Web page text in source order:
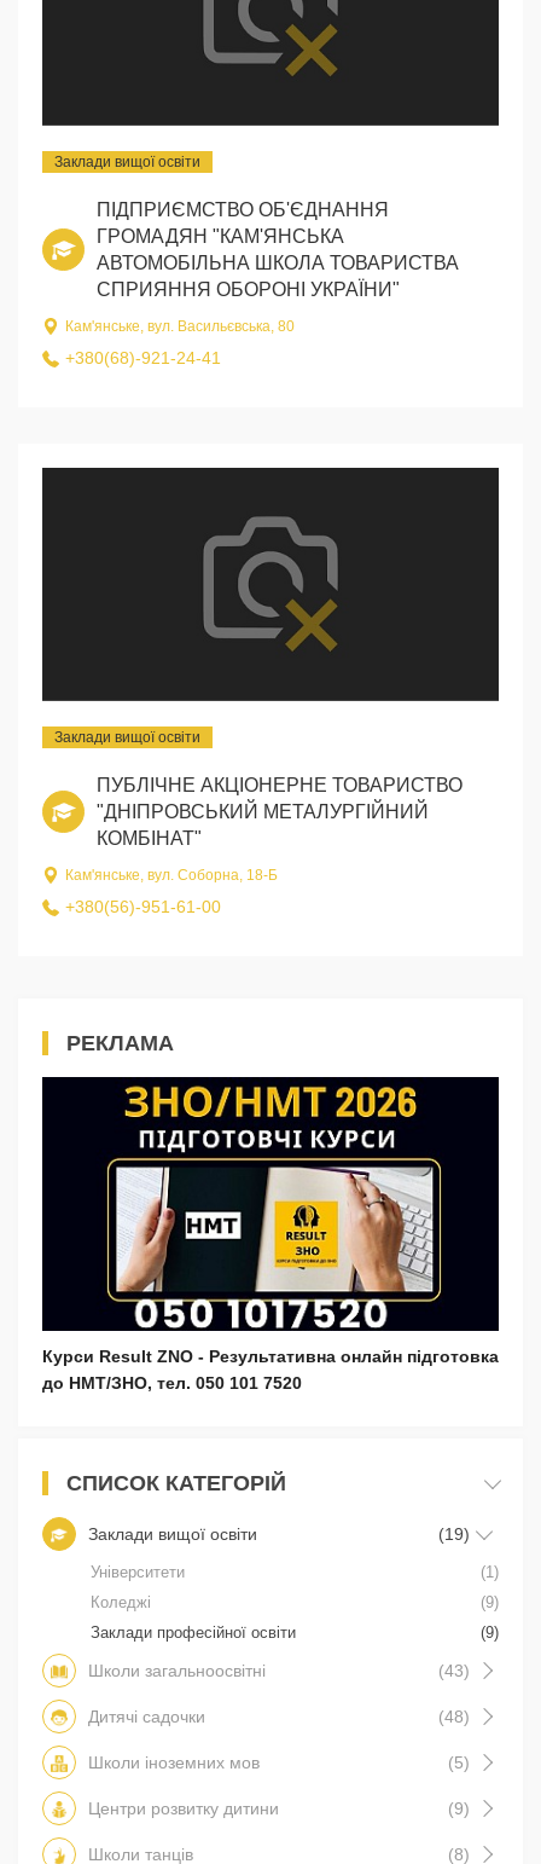
Заклади вищої освіти
ПІДПРИЄМСТВО ОБ'ЄДНАННЯ
ГРОМАДЯН "КАМ'ЯНСЬКА
АВТОМОБІЛЬНА ШКОЛА ТОВАРИСТВА
СПРИЯННЯ ОБОРОНІ УКРАЇНИ"
Кам'янське, вул. Васильєвська, 80
+380(68)-921-24-41
Заклади вищої освіти
ПУБЛІЧНЕ АКЦІОНЕРНЕ ТОВАРИСТВО
"ДНІПРОВСЬКИЙ МЕТАЛУРГІЙНИЙ
КОМБІНАТ"
Кам'янське, вул. Соборна, 18-Б
+380(56)-951-61-00
СПИСОК КАТЕГОРІЙ
Заклади вищої освіти (19)
Університети
(1)
Коледжі
(9)
Заклади професійної освіти
(9)
Школи загальноосвітні (43)
Дитячі садочки (48)
Школи іноземних мов (5)
Центри розвитку дитини (9)
Школи танців (8)
РЕКЛАМА
Курси Result ZNO - Результативна онлайн підготовка
до НМТ/ЗНО, тел. 050 101 7520